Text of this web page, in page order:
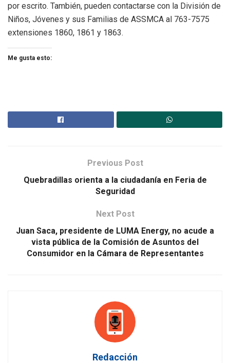
por escrito. También, pueden contactarse con la División de
Niños, Jóvenes y sus Familias de ASSMCA al 763-7575
extensiones 1860, 1861 y 1863.
Me gusta esto:
Previous Post
Quebradillas orienta a la ciudadanía en Feria de
Seguridad
Next Post
Juan Saca, presidente de LUMA Energy, no acude a
vista pública de la Comisión de Asuntos del
Consumidor en la Cámara de Representantes
Redacción